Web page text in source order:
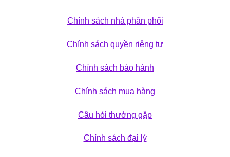
Chính sách nhà phân phối
Chính sách quyền riêng tư
Chính sách bảo hành
Chính sách mua hàng
Câu hỏi thường gặp
Chính sách đại lý